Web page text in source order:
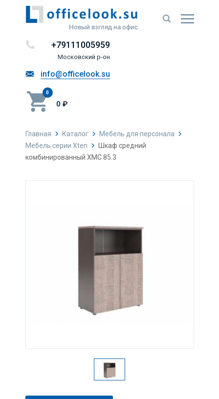
Новый взгляд на офис
+79111005959
Московский р-он
info@officelook.su
0
0 ₽
Главная Каталог
Мебель для персонала
Мебель серии Xten
Шкаф средний
комбинированный XMC 85.3